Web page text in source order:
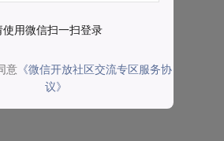
使用微信扫一扫登录
意 《微信开放社区交流专区服务协
议》